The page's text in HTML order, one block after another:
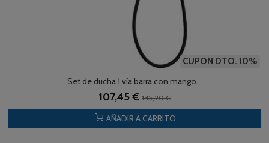
CUPON DTO. 10%
Set de ducha 1 vía barra con mango...
107,45 € 145,20 €
AÑADIR A CARRITO